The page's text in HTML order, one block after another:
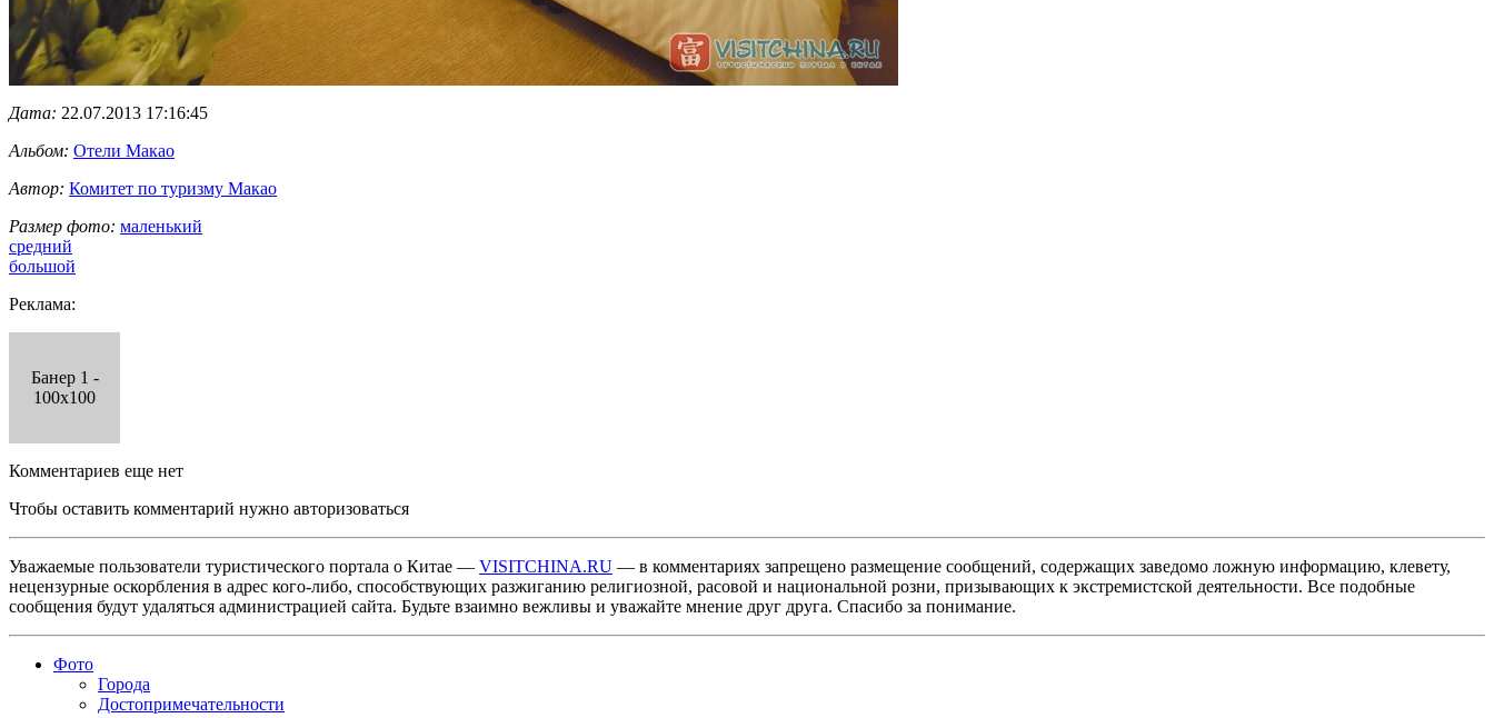
Дата: 22.07.2013 17:16:45
Альбом: Отели Макао
Автор: Комитет по туризму Макао
Размер фото: маленький
средний
большой
Реклама:
Банер 1 -
100x100
Комментариев еще нет
Чтобы оставить комментарий нужно авторизоваться
Уважаемые пользователи туристического портала о Китае — VISITCHINA.RU — в комментариях запрещено размещение сообщений, содержащих заведомо ложную информацию, клевету,
нецензурные оскорбления в адрес кого-либо, способствующих разжиганию религиозной, расовой и национальной розни, призывающих к экстремистской деятельности. Все подобные
сообщения будут удаляться администрацией сайта. Будьте взаимно вежливы и уважайте мнение друг друга. Спасибо за понимание.
Фото
Города
Достопримечательности